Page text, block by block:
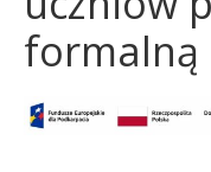
formalną